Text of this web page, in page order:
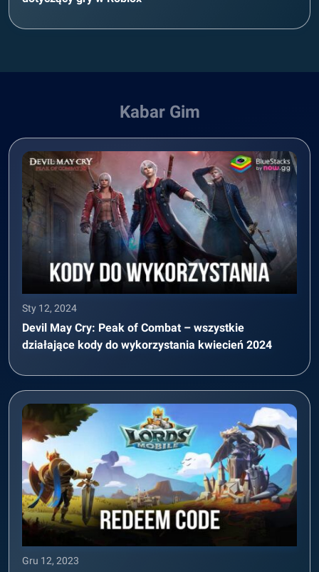
Kabar Gim
Sty 12, 2024
Devil May Cry: Peak of Combat – wszystkie
działające kody do wykorzystania kwiecień 2024
Gru 12, 2023